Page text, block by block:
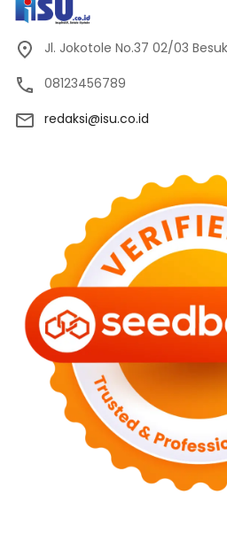
Jl. Jokotole No.37 02/03
08123456789
redaksi@isu.co.id